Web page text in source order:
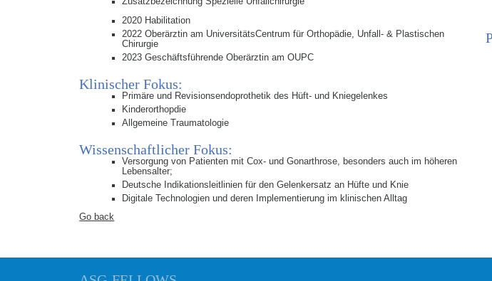
2020 Habilitation
2022 Oberärztin am UniversitätsCentrum für Orthopädie, Unfall- & Plastischen
Chirurgie
2023 Geschäftsführende Oberärztin am OUPC
Klinischer Fokus:
Primäre und Revisionsendoprothetik des Hüft- und Kniegelenkes
Kinderorthopdie
Allgemeine Traumatologie
Wissenschaftlicher Fokus:
Versorgung von Patienten mit Cox- und Gonarthrose, besonders auch im höheren
Lebensalter;
Deutsche Indikationsleitlinien für den Gelenkersatz an Hüfte und Knie
Digitale Technologien und deren Implementierung im klinischen Alltag
Go back